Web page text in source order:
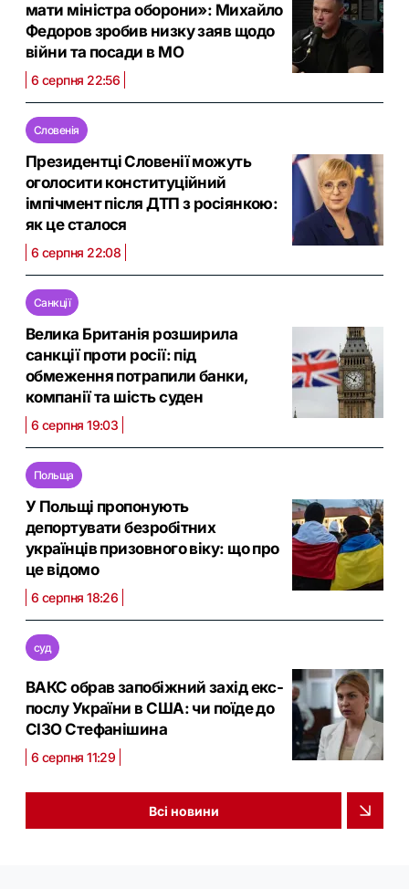
мати міністра оборони»: Михайло
Федоров зробив низку заяв щодо
війни та посади в МО
6 серпня 22:56
Словенія
Президентці Словенії можуть
оголосити конституційний
імпічмент після ДТП з росіянкою:
як це сталося
6 серпня 22:08
Санкції
Велика Британія розширила
санкції проти росії: під
обмеження потрапили банки,
компанії та шість суден
6 серпня 19:03
Польща
У Польщі пропонують
депортувати безробітних
українців призовного віку: що про
це відомо
6 серпня 18:26
суд
ВАКС обрав запобіжний захід екс-
послу України в США: чи поїде до
СІЗО Стефанішина
6 серпня 11:29
Всі новини